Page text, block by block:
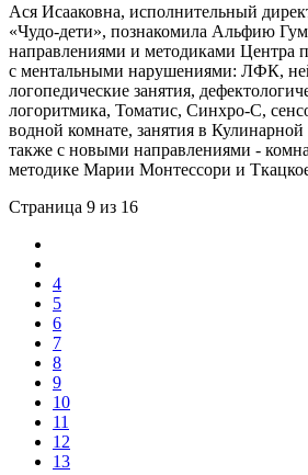
Ася Исааковна, исполнительный
«Чудо-дети», познакомила Альфию
направлениями и методиками Центра
с ментальными нарушениями: ЛФК,
логопедические занятия,
логоритмика, Томатис, Синхро-С,
водной комнате, занятия в
также с новыми направлениями -
методике Марии Монтессори и
Страница 9 из 16
4
5
6
7
8
9
10
11
12
13